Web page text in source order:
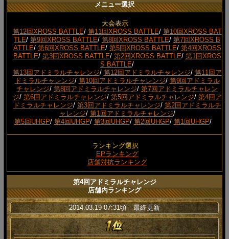
メニュー選択
大会表示
第12回XROSS BATTLE/ 第11回XROSS BATTLE/ 第10回XROSS BAT
TLE/ 第9回XROSS BATTLE/ 第8回XROSS BATTLE/ 第7回XROSS B
ATTLE/ 第6回XROSS BATTLE/ 第5回XROSS BATTLE/ 第4回XROSS
BATTLE/ 第3回XROSS BATTLE/ 第2回XROSS BATTLE/ 第1回XROS
S BATTLE/
第13回アドミラルチャレンジ/ 第12回アドミラルチャレンジ/ 第11回ア
ドミラルチャレンジ/ 第10回アドミラルチャレンジ/ 第9回アドミラル
チャレンジ/ 第8回アドミラルチャレンジ/ 第7回アドミラルチャレン
ジ/ 第6回アドミラルチャレンジ/ 第5回アドミラルチャレンジ/ 第4回ア
ドミラルチャレンジ/ 第3回アドミラルチャレンジ/ 第2回アドミラルチ
ャレンジ/ 第1回アドミラルチャレンジ/
第5回UHGP/ 第4回UHGP/ 第3回UHGP/ 第2回UHGP/ 第1回UHGP/
ランキング選択
EPランキング
店舗対抗ランキング
第4回アドミラルチャレンジ
店舗内ランキング
2014.03.19 07:31頃 最終更新